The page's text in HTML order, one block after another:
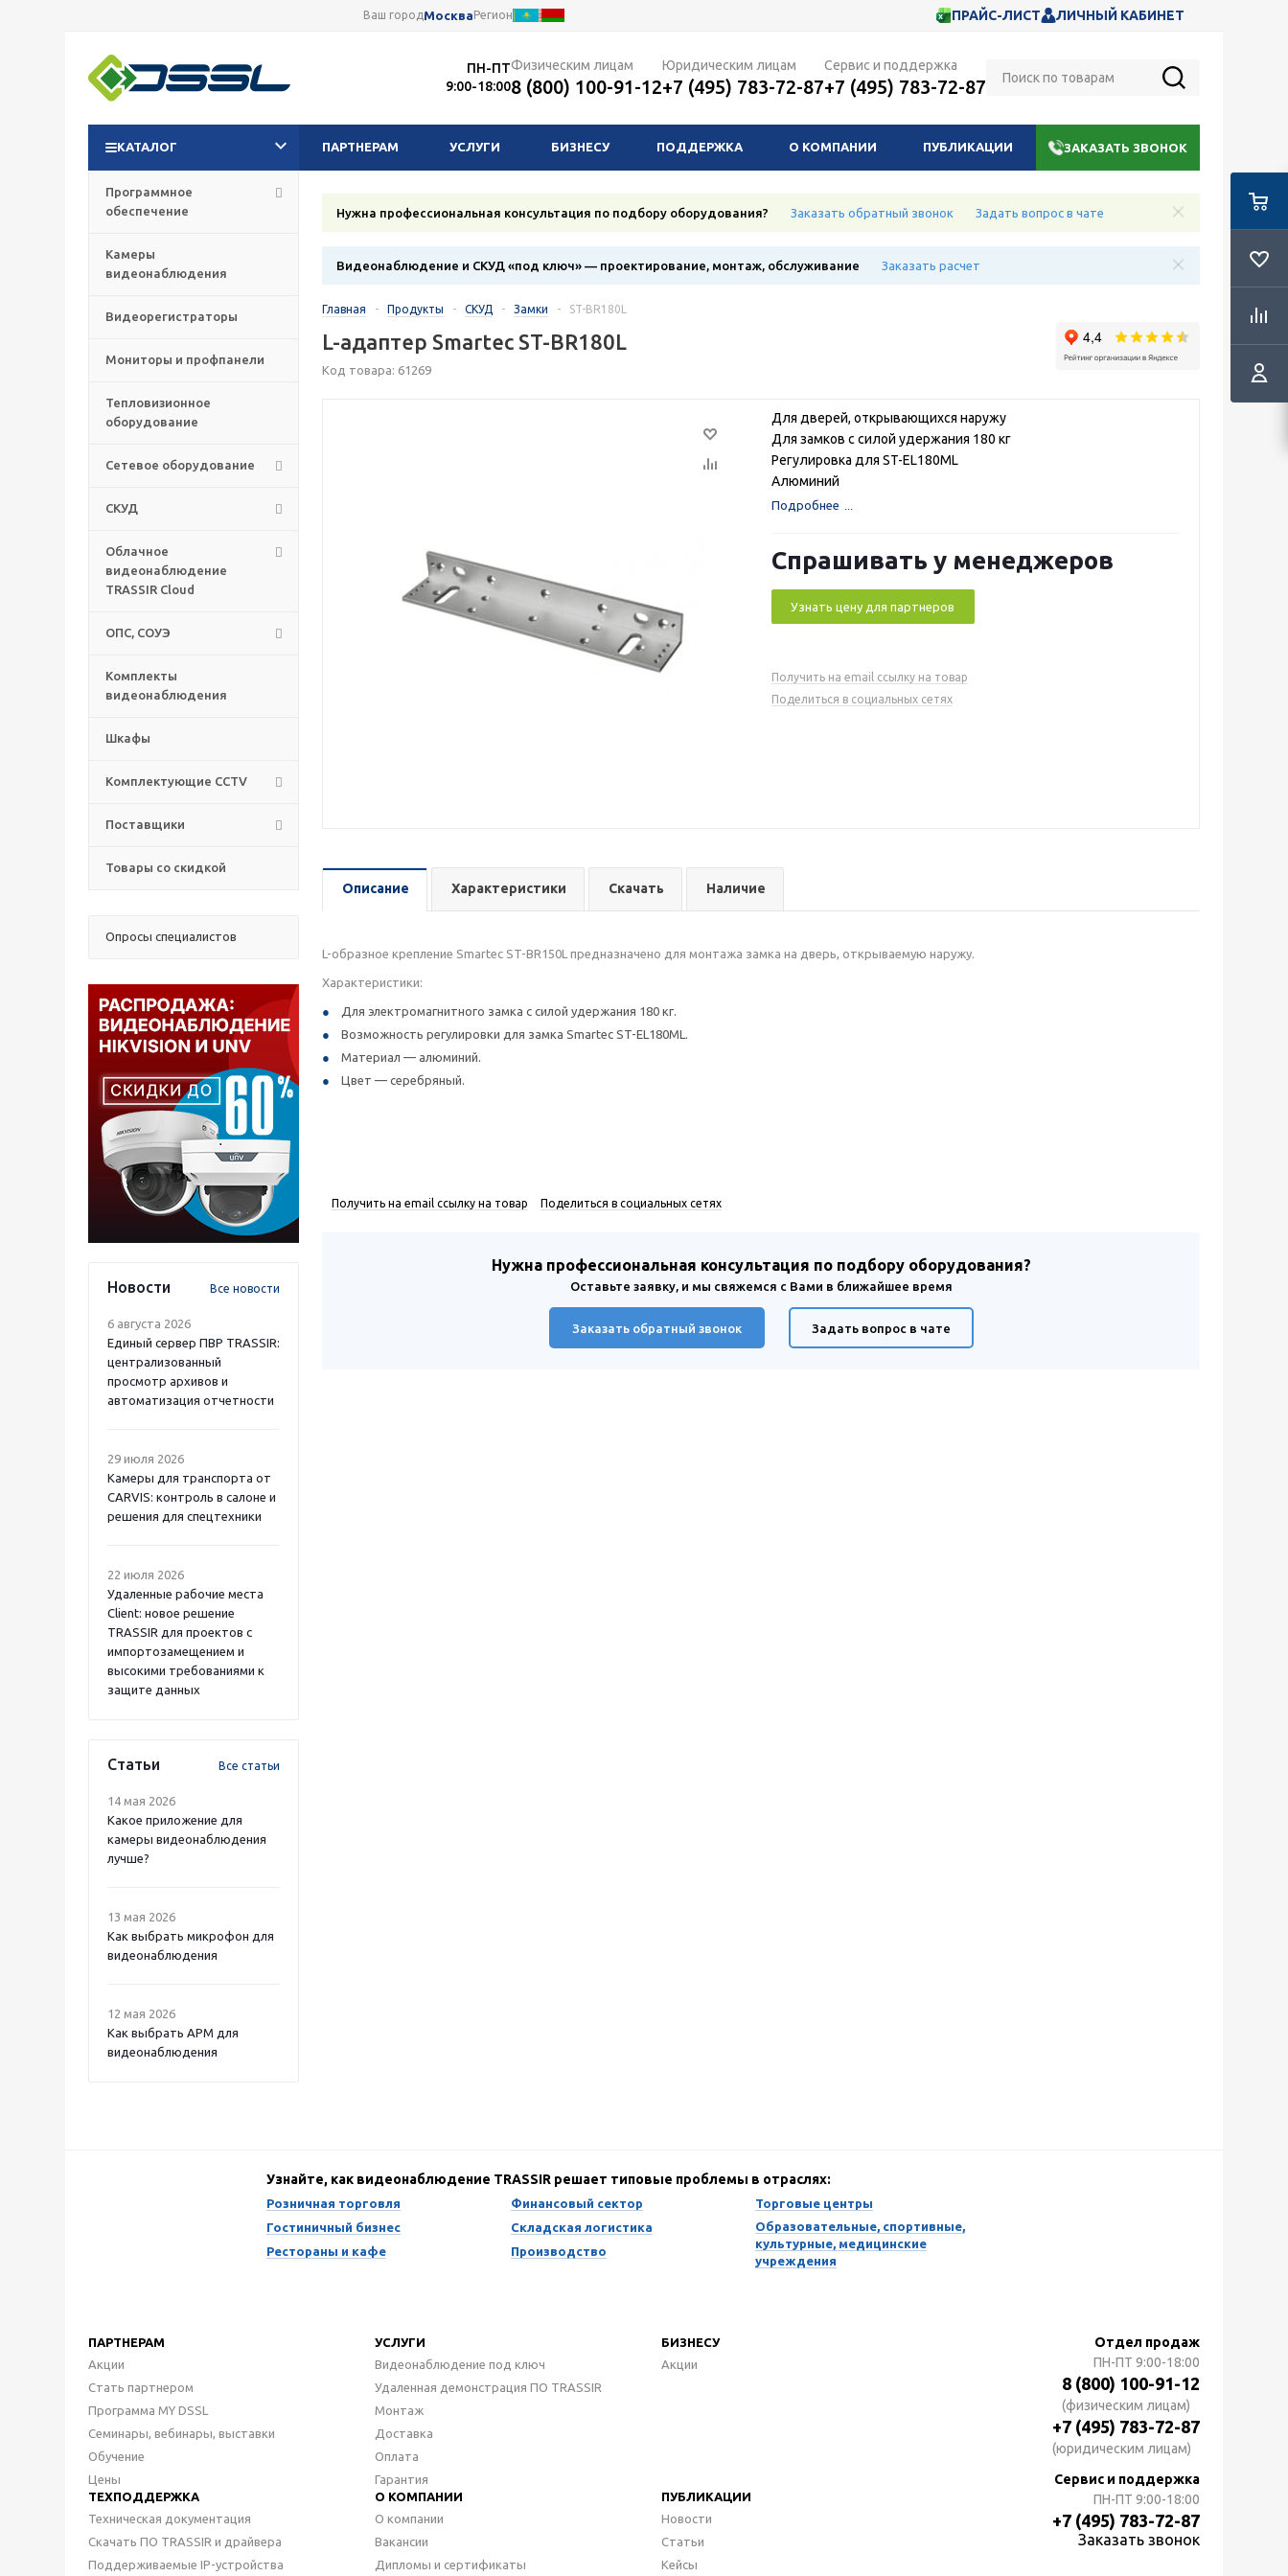
Ваш городМоскваРегион ПРАЙС-ЛИСТ ЛИЧНЫЙ КАБИНЕТ
ПН-ПТ
9:00-18:00
Физическим лицам
8 (800) 100-91-12
Юридическим лицам
+7 (495) 783-72-87
Сервис и поддержка
+7 (495) 783-72-87
КАТАЛОГ ПАРТНЕРАМ УСЛУГИ БИЗНЕСУ ПОДДЕРЖКА О КОМПАНИИ ПУБЛИКАЦИИ ЗАКАЗАТЬ ЗВОНОК
Программное
обеспечение
Камеры
видеонаблюдения
Видеорегистраторы
Мониторы и профпанели
Тепловизионное
оборудование
Сетевое оборудование
СКУД
Облачное
видеонаблюдение
TRASSIR Cloud
ОПС, СОУЭ
Комплекты
видеонаблюдения
Шкафы
Комплектующие CCTV
Поставщики
Товары со скидкой
Опросы специалистов
Новости Все новости
6 августа 2026
Единый сервер ПВР TRASSIR:
централизованный
просмотр архивов и
автоматизация отчетности
29 июля 2026
Камеры для транспорта от
CARVIS: контроль в салоне и
решения для спецтехники
22 июля 2026
Удаленные рабочие места
Client: новое решение
TRASSIR для проектов с
импортозамещением и
высокими требованиями к
защите данных
Статьи Все статьи
14 мая 2026
Какое приложение для
камеры видеонаблюдения
лучше?
13 мая 2026
Как выбрать микрофон для
видеонаблюдения
12 мая 2026
Как выбрать APM для
видеонаблюдения
Нужна профессиональная консультация по подбору оборудования? Заказать обратный звонок Задать вопрос в чате
Видеонаблюдение и СКУД «под ключ» — проектирование, монтаж, обслуживание Заказать расчет
Главная - Продукты - СКУД - Замки - ST-BR180L
L-адаптер Smartec ST-BR180L
Код товара: 61269
Для дверей, открывающихся наружу
Для замков с силой удержания 180 кг
Регулировка для ST-EL180ML
Алюминий
Подробнее
Спрашивать у менеджеров
Узнать цену для партнеров
Получить на email ссылку на товар
Поделиться в социальных сетях
Описание Характеристики Скачать Наличие
L-образное крепление Smartec ST-BR150L предназначено для монтажа замка на дверь, открываемую наружу.
Характеристики:
Для электромагнитного замка с силой удержания 180 кг.
Возможность регулировки для замка Smartec ST-EL180ML.
Материал — алюминий.
Цвет — серебряный.
Получить на email ссылку на товар Поделиться в социальных сетях
Нужна профессиональная консультация по подбору оборудования?
Оставьте заявку, и мы свяжемся с Вами в ближайшее время
Заказать обратный звонок Задать вопрос в чате
Узнайте, как видеонаблюдение TRASSIR решает типовые проблемы в отраслях:
Розничная торговля
Гостиничный бизнес
Рестораны и кафе
Финансовый сектор
Складская логистика
Производство
Торговые центры
Образовательные, спортивные,
культурные, медицинские
учреждения
ПАРТНЕРАМ
Акции
Стать партнером
Программа MY DSSL
Семинары, вебинары, выставки
Обучение
Цены
УСЛУГИ
Видеонаблюдение под ключ
Удаленная демонстрация ПО TRASSIR
Монтаж
Доставка
Оплата
Гарантия
БИЗНЕСУ
Акции
ТЕХПОДДЕРЖКА
Техническая документация
Скачать ПО TRASSIR и драйвера
Поддерживаемые IP-устройства
О КОМПАНИИ
О компании
Вакансии
Дипломы и сертификаты
ПУБЛИКАЦИИ
Новости
Статьи
Кейсы
Отдел продаж
ПН-ПТ 9:00-18:00
8 (800) 100-91-12
(физическим лицам)
+7 (495) 783-72-87
(юридическим лицам)
Сервис и поддержка
ПН-ПТ 9:00-18:00
+7 (495) 783-72-87
Заказать звонок